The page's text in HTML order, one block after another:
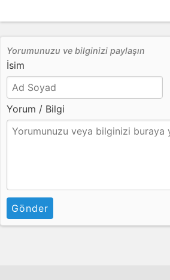
Yorumunuzu ve bilginizi paylaşın
İsim
Yorum / Bilgi
Gönder